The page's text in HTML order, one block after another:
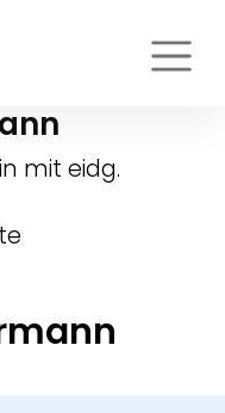
mit eidg.